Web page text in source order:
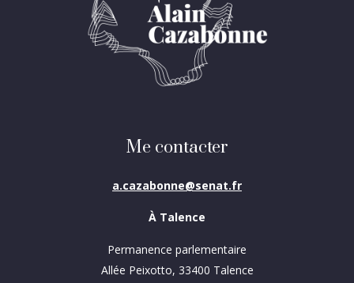
Me contacter
a.cazabonne@senat.fr
À Talence
Permanence parlementaire
Allée Peixotto, 33400 Talence